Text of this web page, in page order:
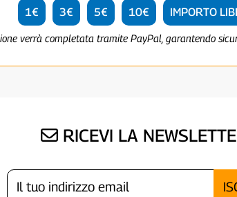
1€ 3€ 5€ 10€ IMPORTO
verrà completata tramite PayPal, garantendo
RICEVI LA